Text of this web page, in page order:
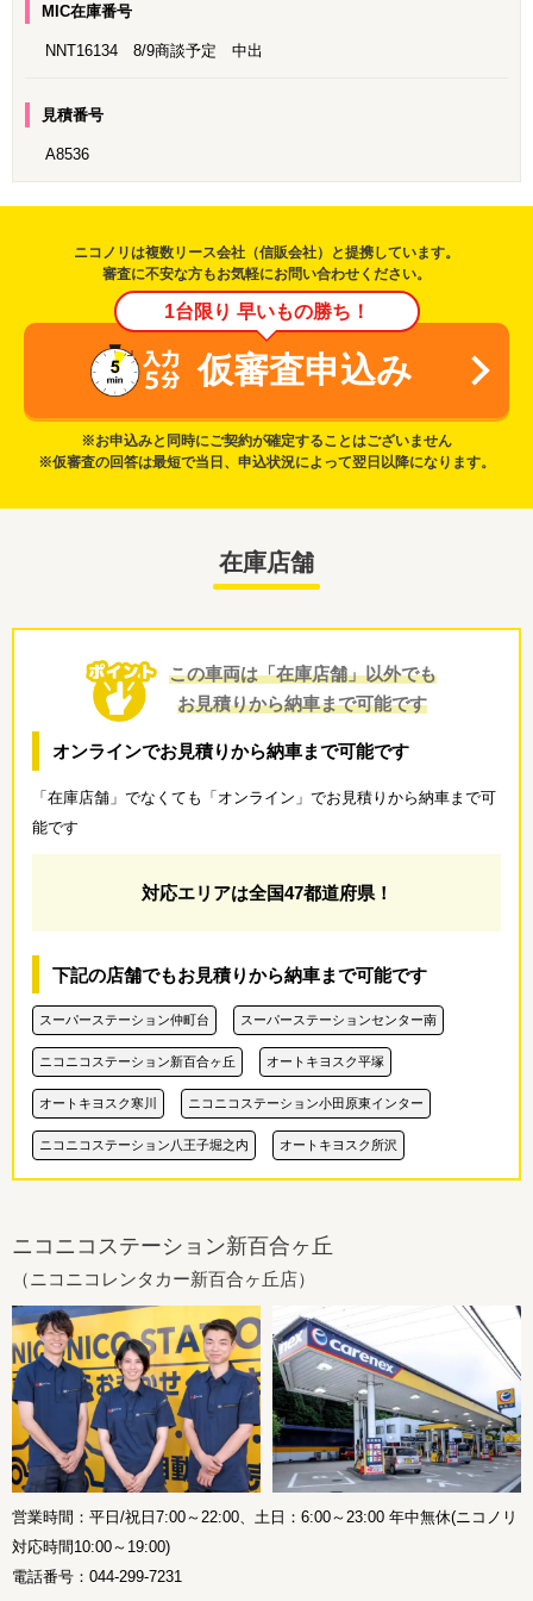
MIC在庫番号
NNT16134 8/9商談予定 中出
見積番号
A8536
ニコノリは複数リース会社（信販会社）と提携しています。
審査に不安な方もお気軽にお問い合わせください。
1台限り 早いもの勝ち！
仮審査申込み
※お申込みと同時にご契約が確定することはございません
※仮審査の回答は最短で当日、申込状況によって翌日以降になります。
在庫店舗
この車両は「在庫店舗」以外でも
お見積りから納車まで可能です
オンラインでお見積りから納車まで可能です
「在庫店舗」でなくても「オンライン」でお見積りから納車まで可
能です
対応エリアは全国47都道府県！
下記の店舗でもお見積りから納車まで可能です
スーパーステーション仲町台 スーパーステーションセンター南
ニコニコステーション新百合ヶ丘 オートキヨスク平塚
オートキヨスク寒川 ニコニコステーション小田原東インター
ニコニコステーション八王子堀之内 オートキヨスク所沢
ニコニコステーション新百合ヶ丘
（ニコニコレンタカー新百合ヶ丘店）
営業時間：平日/祝日7:00～22:00、土日：6:00～23:00 年中無休(ニコノリ
対応時間10:00～19:00)
電話番号：044-299-7231